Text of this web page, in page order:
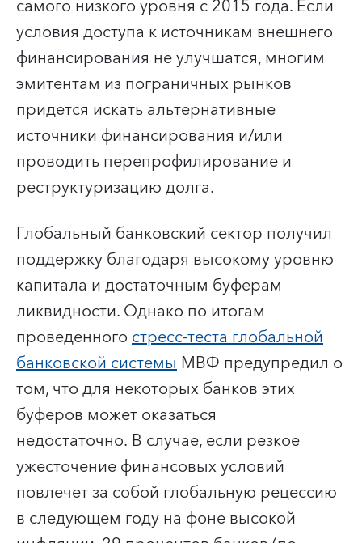
самого низкого уровня с 2015 года. Если
условия доступа к источникам внешнего
финансирования не улучшатся, многим
эмитентам из пограничных рынков
придется искать альтернативные
источники финансирования и/или
проводить перепрофилирование и
реструктуризацию долга.
Глобальный банковский сектор получил
поддержку благодаря высокому уровню
капитала и достаточным буферам
ликвидности. Однако по итогам
проведенногостресс-теста глобальной
банковской системыМВФ предупредил о
том, что для некоторых банков этих
буферов может оказаться
недостаточно. В случае, если резкое
ужесточение финансовых условий
повлечет за собой глобальную рецессию
в следующем году на фоне высокой